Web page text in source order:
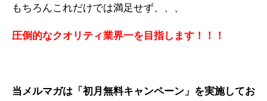
もちろんこれだけでは満足せず、、、
圧倒的なクオリティ業界一を目指します！！！
当メルマガは「初月無料キャンペーン」を実施してお